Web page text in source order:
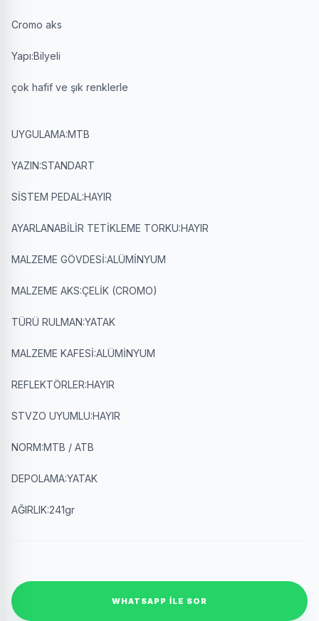
Cromo aks
Yapı:Bilyeli
çok hafif ve şık renklerle
UYGULAMA:MTB
YAZIN:STANDART
SİSTEM PEDAL:HAYIR
AYARLANABİLİR TETİKLEME TORKU:HAYIR
MALZEME GÖVDESİ:ALÜMİNYUM
MALZEME AKS:ÇELİK (CROMO)
TÜRÜ RULMAN:YATAK
MALZEME KAFESİ:ALÜMİNYUM
REFLEKTÖRLER:HAYIR
STVZO UYUMLU:HAYIR
NORM:MTB / ATB
DEPOLAMA:YATAK
AĞIRLIK:241gr
WHATSAPP ILE SOR